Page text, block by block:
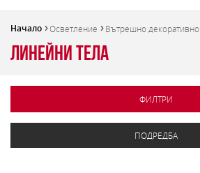
Начало Осветление Вътрешно декоративно
Линейни тела
ФИЛТРИ
ПОДРЕДБА